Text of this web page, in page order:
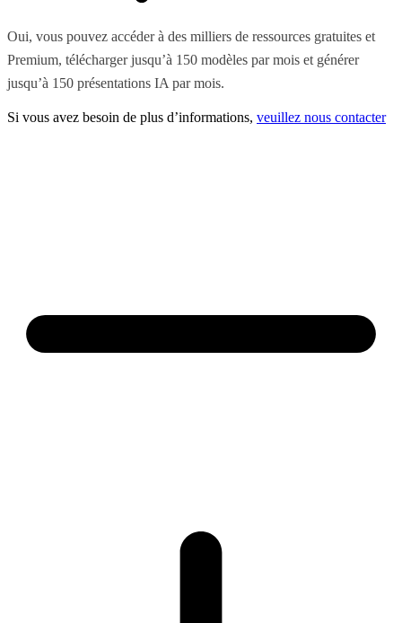
Oui, vous pouvez accéder à des milliers de ressources gratuites et
Premium, télécharger jusqu’à 150 modèles par mois et générer
jusqu’à 150 présentations IA par mois.
Si vous avez besoin de plus d’informations, veuillez nous contacter